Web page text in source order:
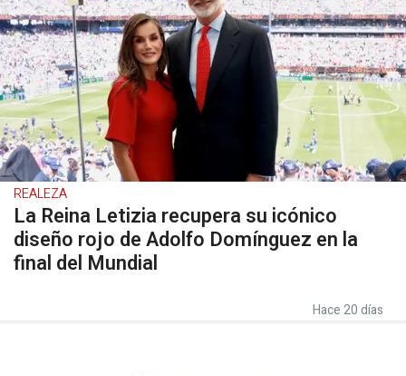
REALEZA
La Reina Letizia recupera su icónico
diseño rojo de Adolfo Domínguez en la
final del Mundial
Hace 20 días